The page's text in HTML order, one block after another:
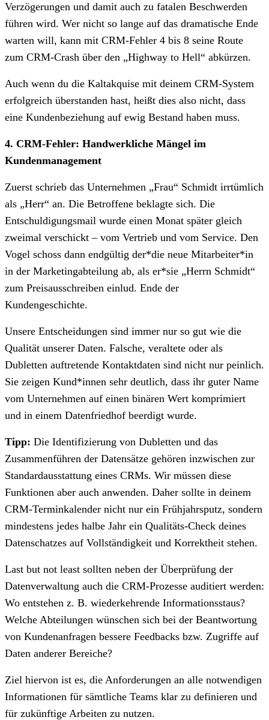
Verzögerungen und damit auch zu fatalen Beschwerden
führen wird. Wer nicht so lange auf das dramatische Ende
warten will, kann mit CRM-Fehler 4 bis 8 seine Route
zum CRM-Crash über den „Highway to Hell“ abkürzen.
Auch wenn du die Kaltakquise mit deinem CRM-System
erfolgreich überstanden hast, heißt dies also nicht, dass
eine Kundenbeziehung auf ewig Bestand haben muss.
4. CRM-Fehler: Handwerkliche Mängel im
Kundenmanagement
Zuerst schrieb das Unternehmen „Frau“ Schmidt irrtümlich
als „Herr“ an. Die Betroffene beklagte sich. Die
Entschuldigungsmail wurde einen Monat später gleich
zweimal verschickt – vom Vertrieb und vom Service. Den
Vogel schoss dann endgültig der*die neue Mitarbeiter*in
in der Marketingabteilung ab, als er*sie „Herrn Schmidt“
zum Preisausschreiben einlud. Ende der
Kundengeschichte.
Unsere Entscheidungen sind immer nur so gut wie die
Qualität unserer Daten. Falsche, veraltete oder als
Dubletten auftretende Kontaktdaten sind nicht nur peinlich.
Sie zeigen Kund*innen sehr deutlich, dass ihr guter Name
vom Unternehmen auf einen binären Wert komprimiert
und in einem Datenfriedhof beerdigt wurde.
Tipp: Die Identifizierung von Dubletten und das
Zusammenführen der Datensätze gehören inzwischen zur
Standardausstattung eines CRMs. Wir müssen diese
Funktionen aber auch anwenden. Daher sollte in deinem
CRM-Terminkalender nicht nur ein Frühjahrsputz, sondern
mindestens jedes halbe Jahr ein Qualitäts-Check deines
Datenschatzes auf Vollständigkeit und Korrektheit stehen.
Last but not least sollten neben der Überprüfung der
Datenverwaltung auch die CRM-Prozesse auditiert werden:
Wo entstehen z. B. wiederkehrende Informationsstaus?
Welche Abteilungen wünschen sich bei der Beantwortung
von Kundenanfragen bessere Feedbacks bzw. Zugriffe auf
Daten anderer Bereiche?
Ziel hiervon ist es, die Anforderungen an alle notwendigen
Informationen für sämtliche Teams klar zu definieren und
für zukünftige Arbeiten zu nutzen.